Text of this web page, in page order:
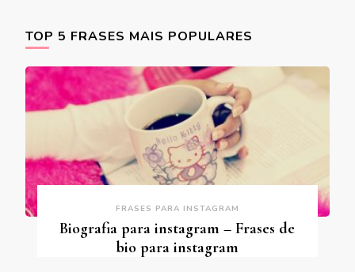
TOP 5 FRASES MAIS POPULARES
FRASES PARA INSTAGRAM
Biografia para instagram – Frases de
bio para instagram